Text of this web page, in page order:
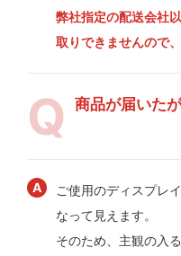
弊社指定の配送会社
取りできませんので
商品が届いた
ご使用のディスプレ
なって見えます。
そのため、主観の入